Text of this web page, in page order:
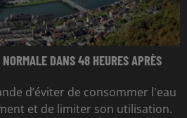
DANS 48 HEURES APRÈS
d’éviter de consommer l'eau
et de limiter son utilisation.